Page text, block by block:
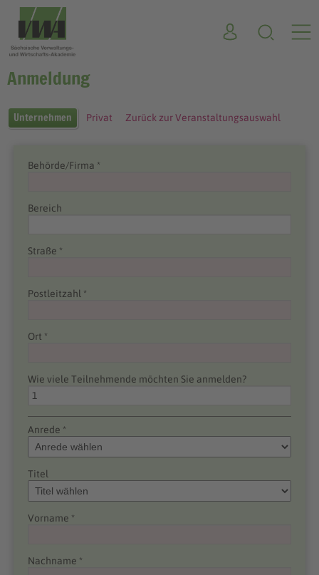
Anmeldung
Unternehmen Privat Zurück zur Veranstaltungsauswahl
Behörde/Firma *
Bereich
Straße *
Postleitzahl *
Ort *
Wie viele Teilnehmende möchten Sie anmelden?
Anrede *
Titel
Vorname *
Nachname *